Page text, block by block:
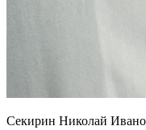
Секирин Николай